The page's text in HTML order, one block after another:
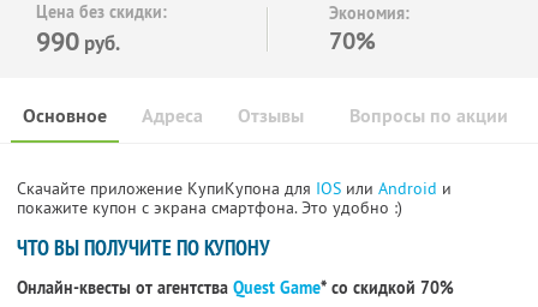
Цена без скидки:
990 руб.
Экономия:
70%
Основное Отзывы Вопросы по акции
Адреса
Скачайте приложение КупиКупона для IOS или Android и
покажите купон с экрана смартфона. Это удобно :)
ЧТО ВЫ ПОЛУЧИТЕ ПО КУПОНУ
Онлайн-квесты от агентства Quest Game* со скидкой 70%